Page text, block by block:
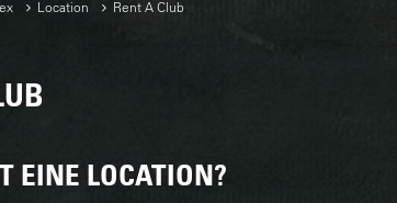
Location Rent A Club
EINE LOCATION?